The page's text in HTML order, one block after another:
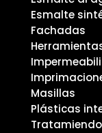
Esmalte
Fachadas
Masillas
Plásticas